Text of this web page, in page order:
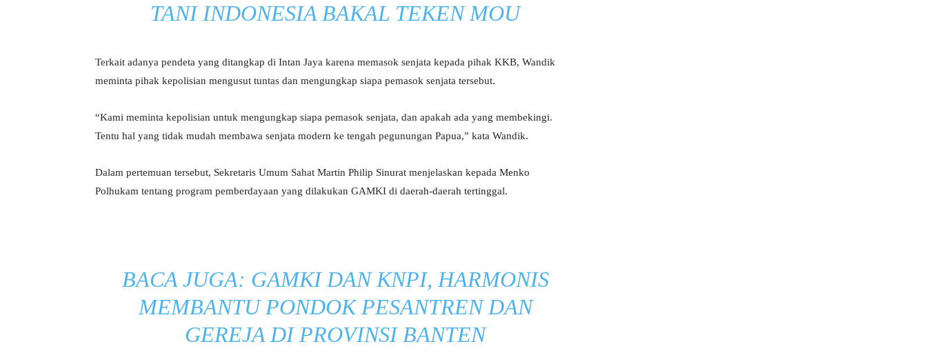
TANI INDONESIA BAKAL TEKEN MOU
Terkait adanya pendeta yang ditangkap di Intan Jaya karena memasok senjata kepada pihak KKB, Wandik
meminta pihak kepolisian mengusut tuntas dan mengungkap siapa pemasok senjata tersebut.
“Kami meminta kepolisian untuk mengungkap siapa pemasok senjata, dan apakah ada yang membekingi.
Tentu hal yang tidak mudah membawa senjata modern ke tengah pegunungan Papua,” kata Wandik.
Dalam pertemuan tersebut, Sekretaris Umum Sahat Martin Philip Sinurat menjelaskan kepada Menko
Polhukam tentang program pemberdayaan yang dilakukan GAMKI di daerah-daerah tertinggal.
BACA JUGA: GAMKI DAN KNPI, HARMONIS
MEMBANTU PONDOK PESANTREN DAN
GEREJA DI PROVINSI BANTEN